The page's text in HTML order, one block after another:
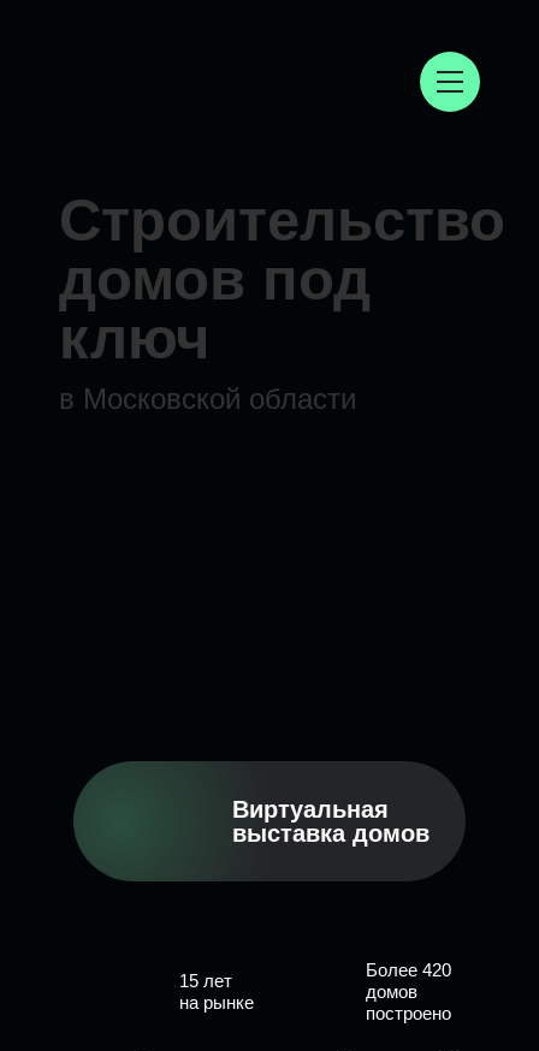
Строительство
домов под
ключ
в Московской области
Виртуальная
выставка домов
15 лет
на рынке
Более 420
домов
построено